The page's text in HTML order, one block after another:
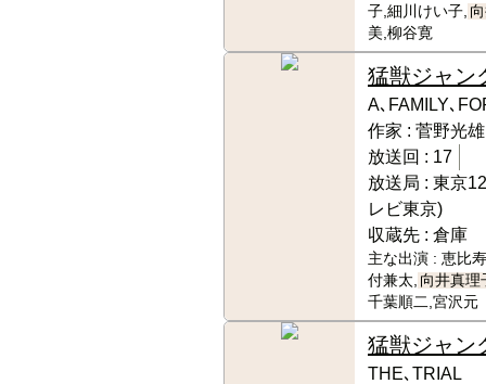
子,細川けい子,
美,柳谷寛
猛獣ジャン
A､FAMILY､
作家 : 菅野光
放送回 : 17
放送局 : 東京
レビ東京)
収蔵先 : 倉庫
主な出演 : 恵比
付兼太, 向井真理
千葉順二,宮沢元
猛獣ジャン
THE､TRIAL